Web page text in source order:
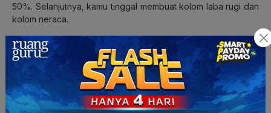
50%. Selanjutnya, kamu tinggal membuat kolom laba rugi dan
kolom neraca.
Membuat Kolom Laba Rugi dan Kolom
Neraca
Terakhir, kamu tinggal membuat kolom laba rugi dan kolom